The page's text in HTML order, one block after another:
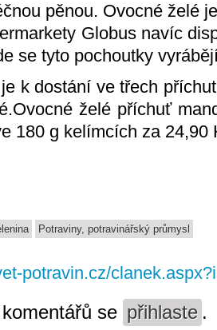
pěnou. Ovocné želé
Globus navíc
se tyto pochoutky
k dostání ve třech
želé příchuť
180 g kelímcích za 24,90
Potraviny, potravinářský průmysl
potravin.cz/
se přihlaste .